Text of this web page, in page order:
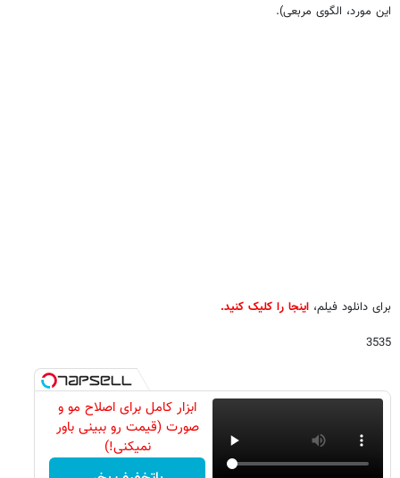
این مورد، الگوی مربعی).
برای دانلود فیلم، اینجا را کلیک کنید.
3535
ابزار کامل برای اصلاح مو و
صورت (قیمت رو ببینی باور
نمیکنی!)